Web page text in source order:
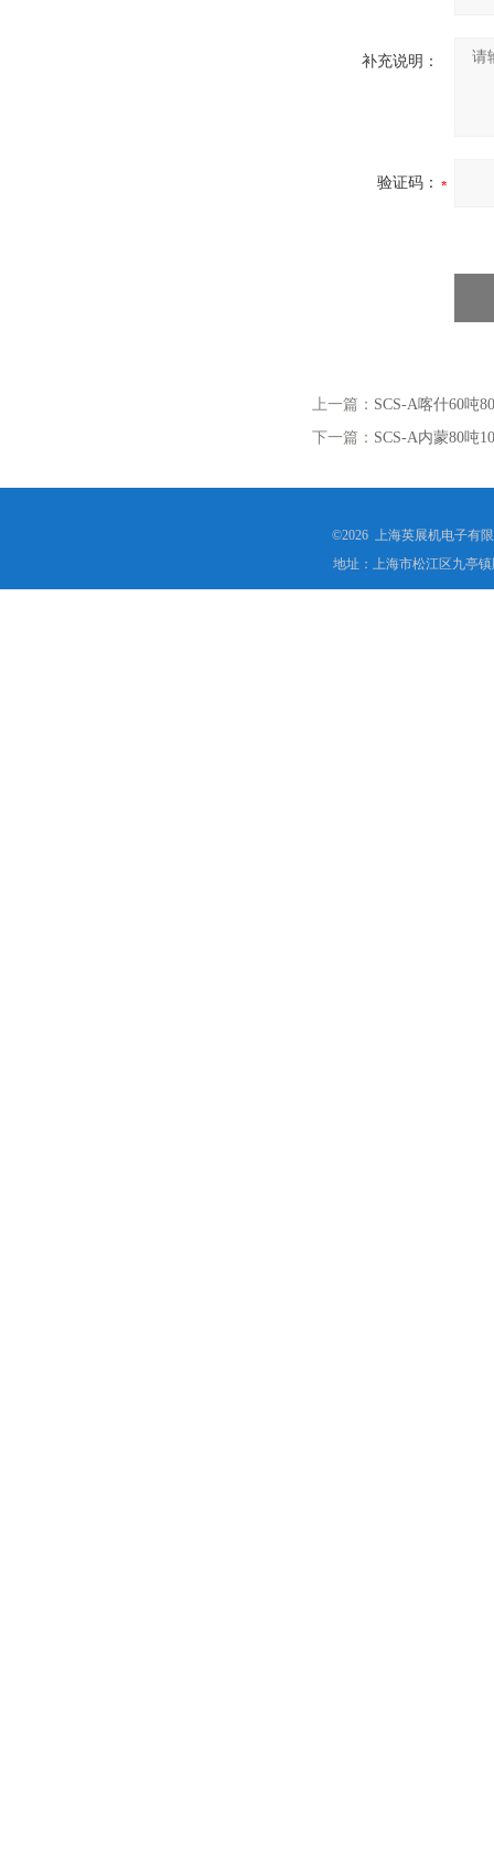
补充说明：
验证码：
上一篇： SCS-A喀什60吨
下一篇： SCS-A内蒙80吨
©2026 上海英展机电子有
地址：上海市松江区九亭镇